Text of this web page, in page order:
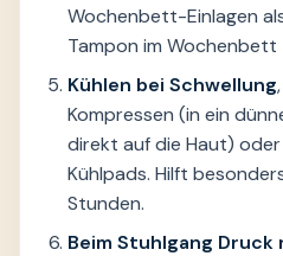
Wochenbett-Einlagen
Tampon im
Kühlen bei Schwellung
Kompressen (in ein
direkt auf die Haut)
Kühlpads. Hilft
Stunden.
Beim Stuhlgang Druck